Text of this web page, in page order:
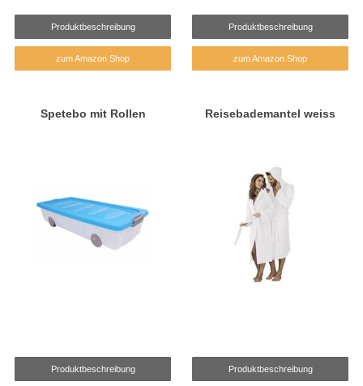
Produktbeschreibung
zum Amazon Shop
Produktbeschreibung
zum Amazon Shop
Spetebo mit Rollen
Produktbeschreibung
Reisebademantel weiss
Produktbeschreibung